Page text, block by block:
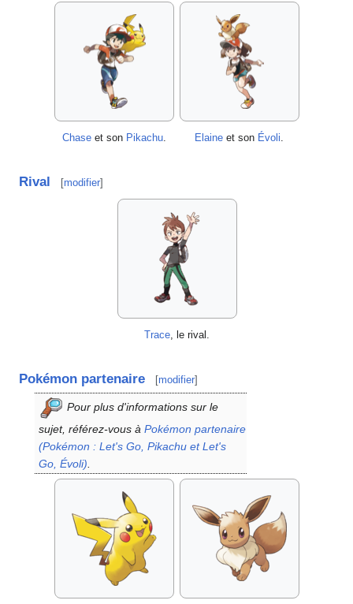
Chaseet son Pikachu. Elaine et son Évoli
Rival [modifier]
Trace, le rival.
Pokémon partenaire [modifier]
Pour plus d'informations sur le
sujet, référez-vous à Pokémon partenaire
(Pokémon : Let's Go, Pikachu et Let's
Go, Évoli)